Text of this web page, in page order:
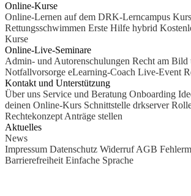
Online-Kurse
Online-Lernen auf dem DRK-Lerncampus
Rettungsschwimmen Erste Hilfe hybrid
Kurse
Online-Live-Seminare
Admin- und Autorenschulungen Recht am Bild
Notfallvorsorge eLearning-Coach Live-Event
Kontakt und Unterstützung
Über uns Service und Beratung Onboarding
deinen Online-Kurs Schnittstelle drkserver
Rechtekonzept Anträge stellen
Aktuelles
News
Impressum Datenschutz Widerruf AGB
Barrierefreiheit Einfache Sprache